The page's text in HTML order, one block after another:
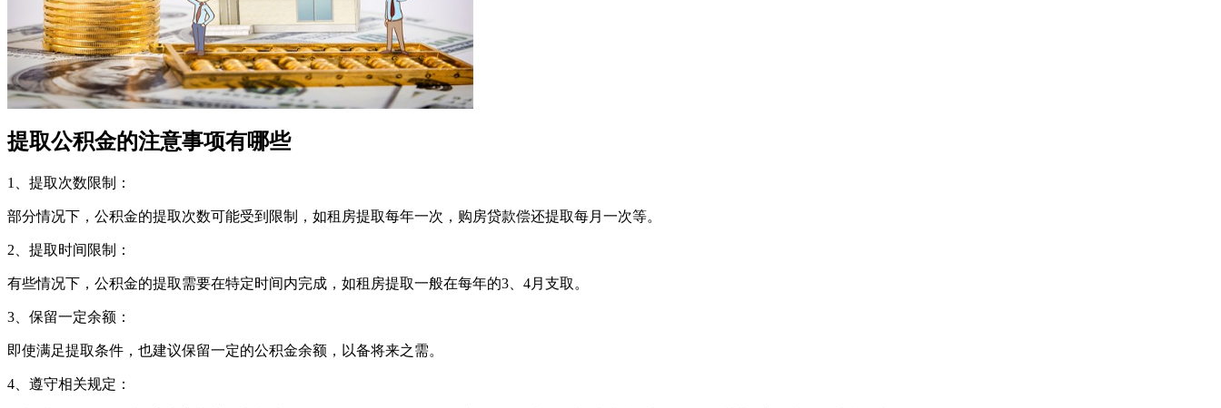
提取公积金的注意事项有哪些
1、提取次数限制：
部分情况下，公积金的提取次数可能受到限制，如租房提取每年一次，购房贷款偿还提取每月一次等。
2、提取时间限制：
有些情况下，公积金的提取需要在特定时间内完成，如租房提取一般在每年的3、4月支取。
3、保留一定余额：
即使满足提取条件，也建议保留一定的公积金余额，以备将来之需。
4、遵守相关规定：